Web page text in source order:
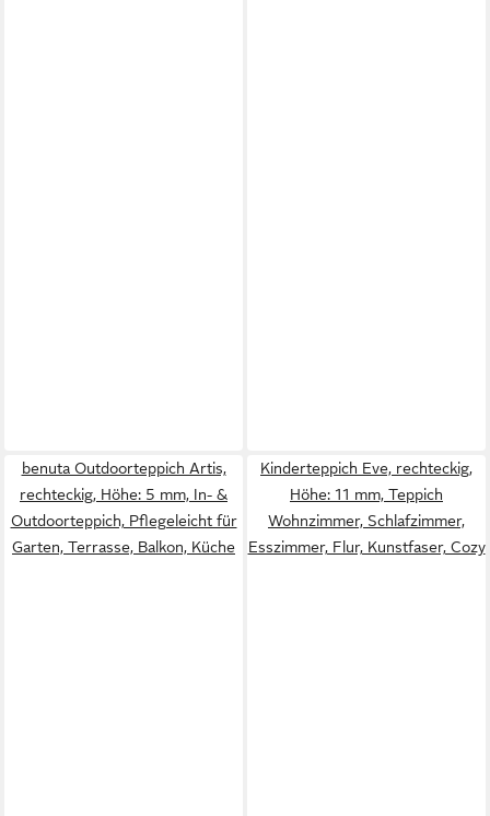
benuta Outdoorteppich Artis,
rechteckig, Höhe: 5 mm, In- &
Outdoorteppich, Pflegeleicht für
Garten, Terrasse, Balkon, Küche
Kinderteppich Eve, rechteckig,
Höhe: 11 mm, Teppich
Wohnzimmer, Schlafzimmer,
Esszimmer, Flur, Kunstfaser, Cozy